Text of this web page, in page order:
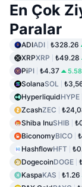
En Çok
Paralar
ADIADI ₺328.26
XRPXRP ₺49.28
PiPI ₺4.37
SolanaSOL
HyperliquidHYPE
ZcashZEC
Shiba InuSHIB
BiconomyBICO
HashflowHFT
DogecoinDOGE
KaspaKAS ₺1.26